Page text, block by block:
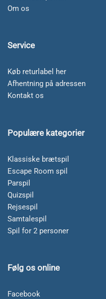
Om os
Service
Køb returlabel her
Afhentning på adressen
Kontakt os
Populære kategorier
Klassiske brætspil
Escape Room spil
Parspil
Quizspil
Rejsespil
Samtalespil
Spil for 2 personer
Følg os online
Facebook